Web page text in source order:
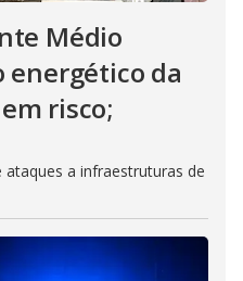
Médio
energético da
risco;
ataques a infraestruturas de